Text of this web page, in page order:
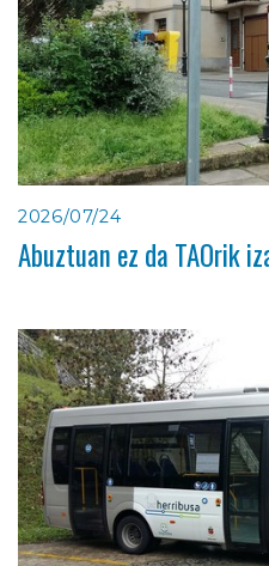
2026/07/24
Abuztuan ez da TAOrik